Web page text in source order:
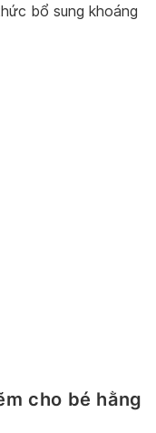
bổ sung khoáng
cho bé hằng